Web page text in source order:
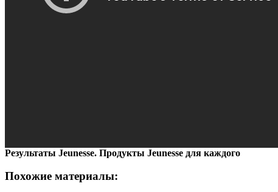
Результаты Jeunesse. Продукты Jeunesse для каждого
Похожие материалы: